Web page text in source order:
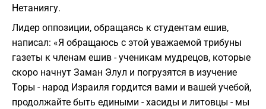
Нетаниягу.
Лидер оппозиции, обращаясь к студентам ешив,
написал: «Я обращаюсь с этой уважаемой трибуны
газеты к членам ешив - ученикам мудрецов, которые
скоро начнут Заман Элул и погрузятся в изучение
Торы - народ Израиля гордится вами и вашей учебой,
продолжайте быть едиными - хасиды и литовцы - мы